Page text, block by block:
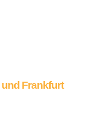
Frankfurt